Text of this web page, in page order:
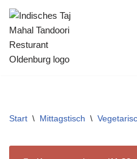
Zum
Inhalt
springen
Start \ Mittagstisch \